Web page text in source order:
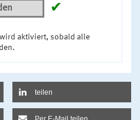
✔
aktiviert, sobald alle
teilen